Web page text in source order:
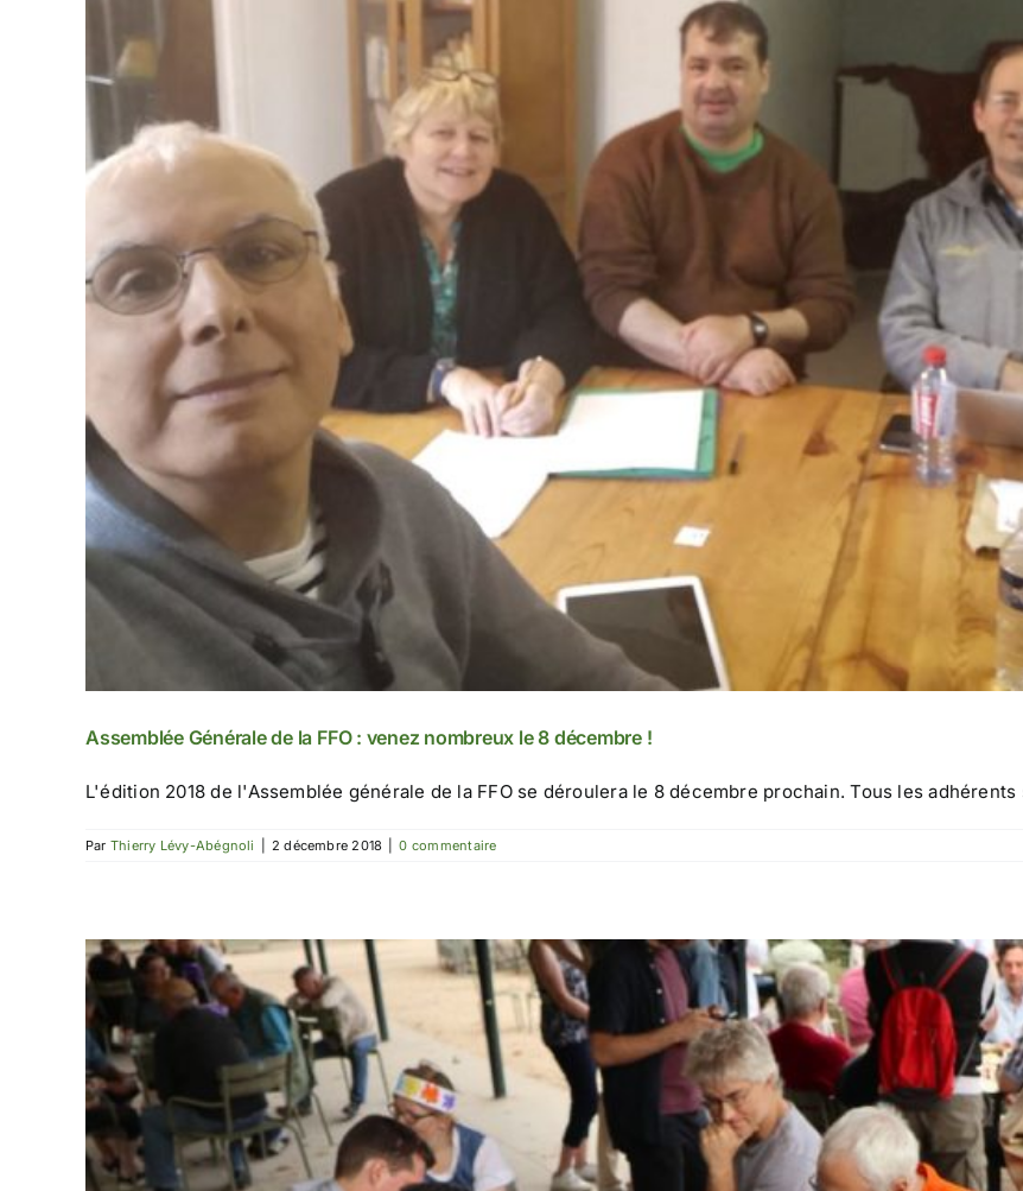
Assemblée Générale de la FFO : venez nombreux le 8 décembre !
L'édition 2018 de l'Assemblée générale de la FFO se déroulera le 8 décembre prochain. Tous les
Par Thierry Lévy-Abégnoli 2 décembre 2018 0 commentaire